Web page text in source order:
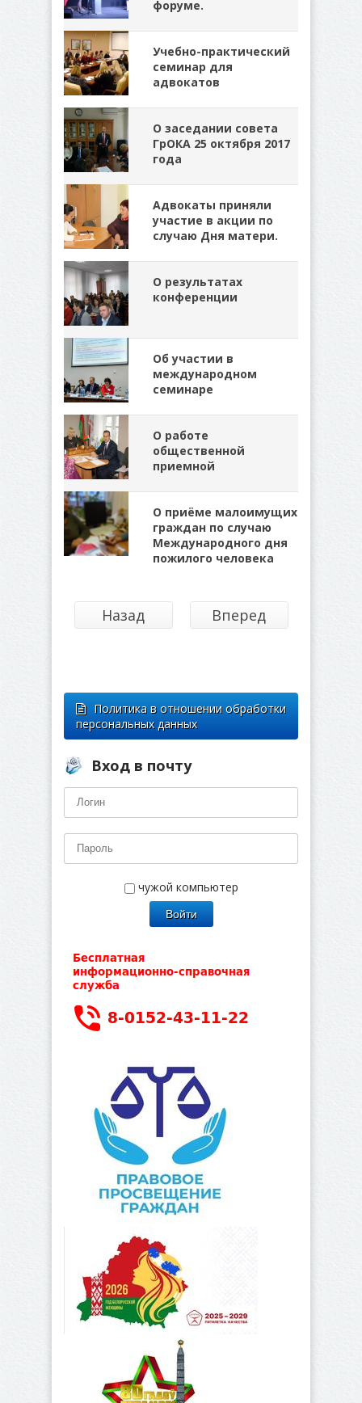
форуме.
Учебно-практический
семинар для
адвокатов
О заседании совета
ГрОКА 25 октября 2017
года
Адвокаты приняли
участие в акции по
случаю Дня матери.
О результатах
конференции
Об участии в
международном
семинаре
О работе
общественной
приемной
О приёме малоимущих
граждан по случаю
Международного дня
пожилого человека
Назад Вперед
Политика в отношении обработки
персональных данных
Вход в почту
чужой компьютер